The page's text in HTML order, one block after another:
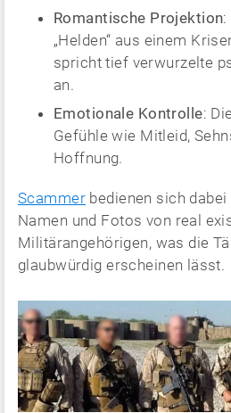
Romantische Projektion:
„Helden“ aus einem
spricht tief verwurzelte
an.
Emotionale Kontrolle:
Gefühle wie Mitleid,
Hoffnung.
Scammerbedienen sich
Namen und Fotos von real
Militärangehörigen, was die
glaubwürdig erscheinen lässt.